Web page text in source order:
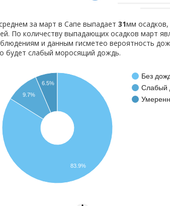
за март в Сапе выпадает 31мм осадков,
По количеству выпадающих осадков март
и данным гисметео вероятность
будет слабый моросящий дождь.
Без
Слабый
6.5%
9.7%
83.9%